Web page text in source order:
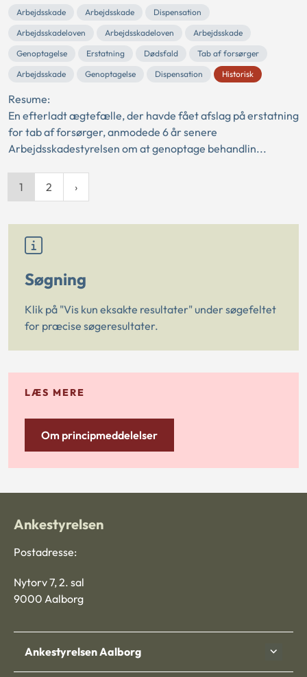
Arbejdsskade Arbejdsskade
Dispensation
Arbejdsskadeloven
Arbejdsskadeloven
Arbejdsskade
Genoptagelse
Erstatning Dødsfald
Tab af forsørger
Arbejdsskade
Genoptagelse Dispensation Historisk
Resume:
En efterladt ægtefælle, der havde fået afslag på erstatning
for tab af forsørger, anmodede 6 år senere
Arbejdsskadestyrelsen om at genoptage behandlin...
1 2
Søgning
Klik på "Vis kun eksakte resultater" under søgefeltet
for præcise søgeresultater.
LÆS MERE
Om principmeddelelser
Ankestyrelsen
Postadresse:
Nytorv 7, 2. sal
9000 Aalborg
Ankestyrelsen Aalborg